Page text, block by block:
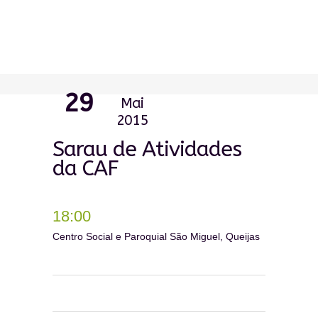
29
Mai
2015
Sarau de Atividades
da CAF
18:00
Centro Social e Paroquial São Miguel, Queijas